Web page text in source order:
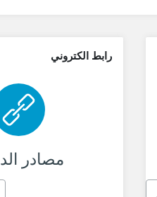
رابط الكتروني
مصادر